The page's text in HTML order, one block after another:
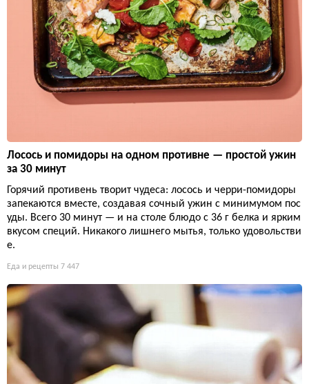
Лосось и помидоры на одном противне — простой ужин
за 30 минут
Горячий противень творит чудеса: лосось и черри-помидоры
запекаются вместе, создавая сочный ужин с минимумом пос
уды. Всего 30 минут — и на столе блюдо с 36 г белка и ярким
вкусом специй. Никакого лишнего мытья, только удовольстви
е.
Еда и рецепты 7 447